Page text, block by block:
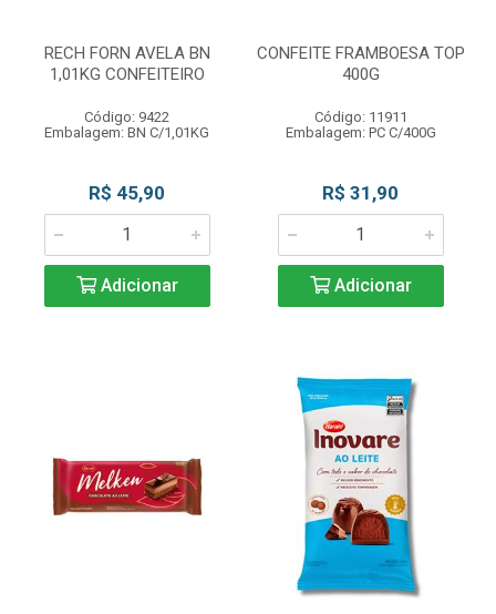
RECH FORN AVELA BN
1,01KG CONFEITEIRO
Código: 9422
Embalagem: BN C/1,01KG
R$ 45,90
Adicionar
CONFEITE FRAMBOESA TOP
400G
Código: 11911
Embalagem: PC C/400G
R$ 31,90
Adicionar